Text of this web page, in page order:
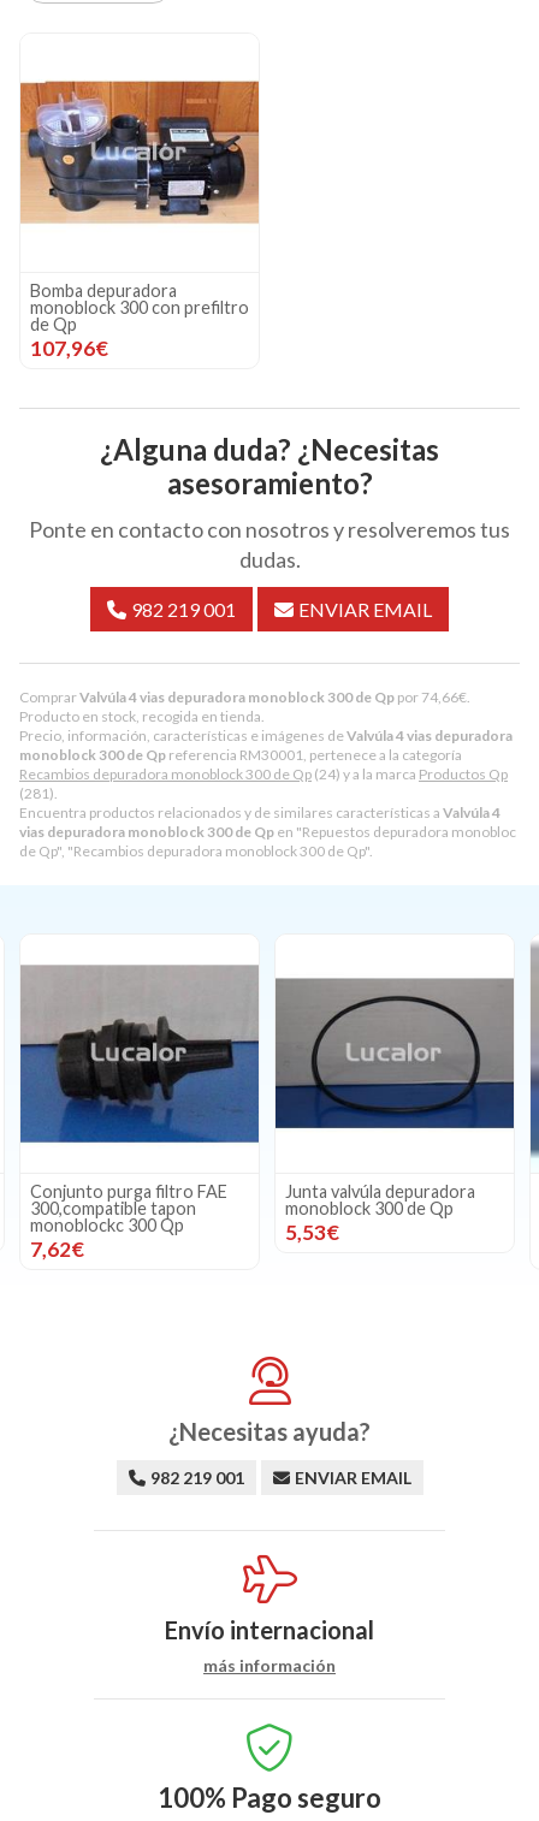
ComprarValvúla 4 vias depuradora monoblock 300 de Qp por 74,66€
Producto en stock, recogida en tienda.
Precio, información, características e imágenes deValvúla 4 vias depuradora
monoblock 300 de Qp referencia RM30001, pertenece a la categoría
Recambios depuradora monoblock 300 de Qp (24) y a la marca Productos Qp
(281).
Encuentra productos relacionados y de similares características a Valvúla 4
vias depuradora monoblock 300 de Qp en "Repuestos depuradora monobloc
de Qp", "Recambios depuradora monoblock 300 de Qp".
Bomba depuradora
monoblock 300 con prefiltro
de Qp
107,96€
¿Alguna duda? ¿Necesitas
asesoramiento?
Ponte en contacto con nosotros y resolveremos tus
dudas.
982 219 001 ENVIAR EMAIL
Conjunto purga filtro FAE
300,compatible tapon
monoblockc 300 Qp
7,62€
Junta valvúla depuradora
monoblock 300 de Qp
5,53€
¿Necesitas ayuda?
982 219 001 ENVIAR EMAIL
Envío internacional
más información
100% Pago seguro